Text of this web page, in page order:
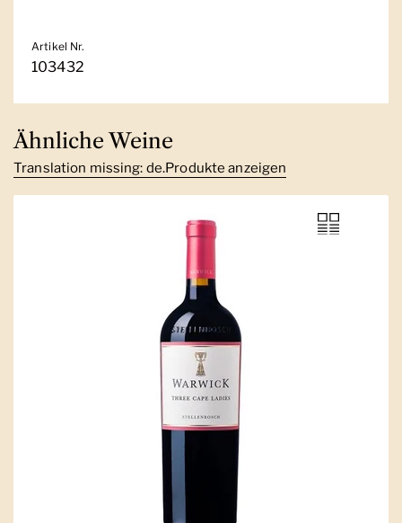
Artikel Nr.
103432
Ähnliche Weine
Translation missing: de.Produkte anzeigen